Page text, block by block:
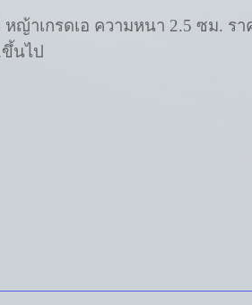
ญ้าเกรดเอ ความหนา 2.5 ซม. รา
นไป